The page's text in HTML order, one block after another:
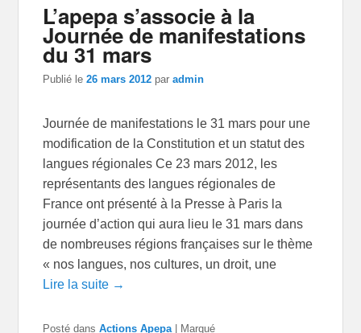
L’apepa s’associe à la
Journée de manifestations
du 31 mars
Publié le26 mars 2012 paradmin
Journée de manifestations le 31 mars pour une
modification de la Constitution et un statut des
langues régionales Ce 23 mars 2012, les
représentants des langues régionales de
France ont présenté à la Presse à Paris la
journée d’action qui aura lieu le 31 mars dans
de nombreuses régions françaises sur le thème
« nos langues, nos cultures, un droit, une
Lire la suite →
Posté dans Actions Apepa
Marqué